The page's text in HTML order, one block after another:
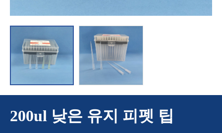
200ul 낮은 유지 피펫 팁